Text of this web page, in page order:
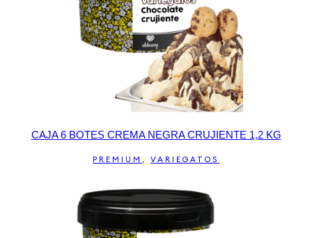
CAJA 6 BOTES CREMA NEGRA CRUJIENTE 1,2 KG
PREMIUM , VARIEGATOS